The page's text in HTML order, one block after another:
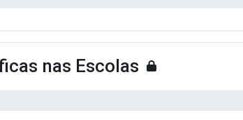
nas Escolas